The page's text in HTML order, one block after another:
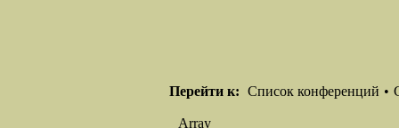
Перейти к: Список конференций •
Array